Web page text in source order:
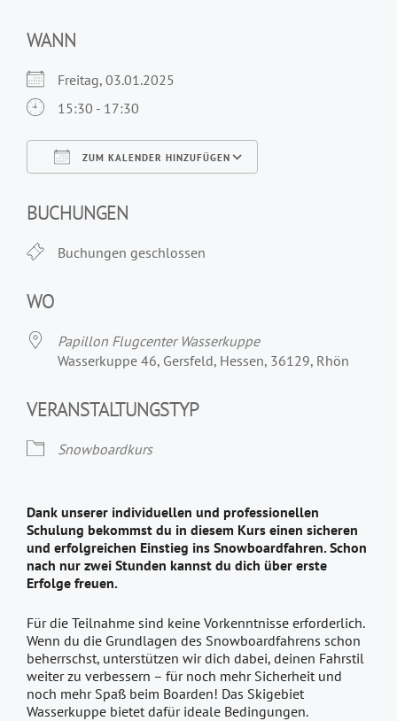
WANN
Freitag, 03.01.2025
15:30 - 17:30
ZUM KALENDER HINZUFÜGEN
BUCHUNGEN
Buchungen geschlossen
WO
Papillon Flugcenter Wasserkuppe
Wasserkuppe 46, Gersfeld, Hessen, 36129, Rhön
VERANSTALTUNGSTYP
Snowboardkurs
Dank unserer individuellen und professionellen
Schulung bekommst du in diesem Kurs einen sicheren
und erfolgreichen Einstieg ins Snowboardfahren. Schon
nach nur zwei Stunden kannst du dich über erste
Erfolge freuen.
Für die Teilnahme sind keine Vorkenntnisse erforderlich.
Wenn du die Grundlagen des Snowboardfahrens schon
beherrschst, unterstützen wir dich dabei, deinen Fahrstil
weiter zu verbessern – für noch mehr Sicherheit und
noch mehr Spaß beim Boarden! Das Skigebiet
Wasserkuppe bietet dafür ideale Bedingungen.